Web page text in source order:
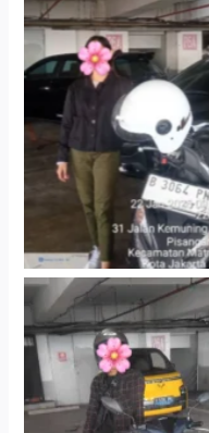
Cityplaza Jatinegara
Gedung Parkir P6A